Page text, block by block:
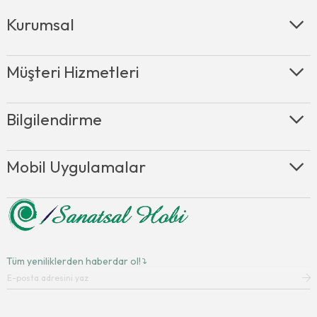
Kurumsal
Müşteri Hizmetleri
Bilgilendirme
Mobil Uygulamalar
Tüm yeniliklerden haberdar ol!